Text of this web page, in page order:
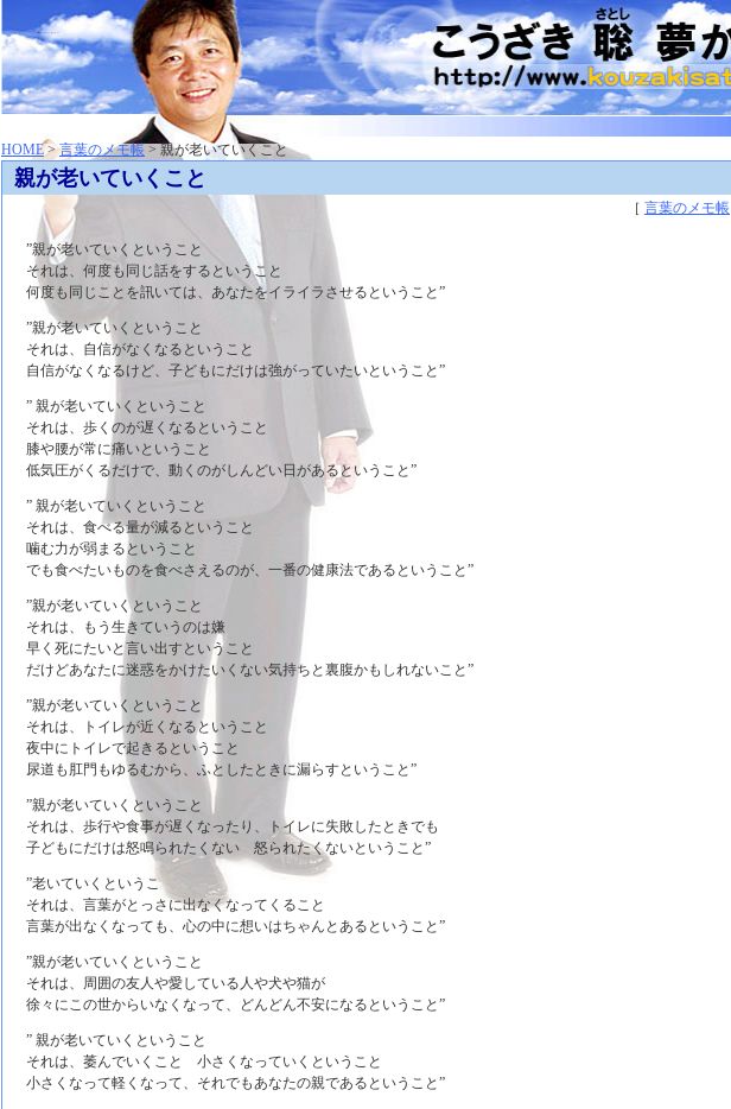
HOME>言葉のメモ帳 > 親が老いていくこと
親が老いていくこと
［ 言葉のメモ帳
”親が老いていくということ
それは、何度も同じ話をするということ
何度も同じことを訊いては、あなたをイライラさせるということ”
”親が老いていくということ
それは、自信がなくなるということ
自信がなくなるけど、子どもにだけは強がっていたいということ”
” 親が老いていくということ
それは、歩くのが遅くなるということ
膝や腰が常に痛いということ
低気圧がくるだけで、動くのがしんどい日があるということ”
” 親が老いていくということ
それは、食べる量が減るということ
噛む力が弱まるということ
でも食べたいものを食べさえるのが、一番の健康法であるということ”
”親が老いていくということ
それは、もう生きていうのは嫌
早く死にたいと言い出すということ
だけどあなたに迷惑をかけたいくない気持ちと裏腹かもしれないこと”
”親が老いていくということ
それは、トイレが近くなるということ
夜中にトイレで起きるということ
尿道も肛門もゆるむから、ふとしたときに漏らすということ”
”親が老いていくということ
それは、歩行や食事が遅くなったり、トイレに失敗したときでも
子どもにだけは怒鳴られたくない 怒られたくないということ”
”老いていくというこ
それは、言葉がとっさに出なくなってくること
言葉が出なくなっても、心の中に想いはちゃんとあるということ”
”親が老いていくということ
それは、周囲の友人や愛している人や犬や猫が
徐々にこの世からいなくなって、どんどん不安になるということ”
” 親が老いていくということ
それは、萎んでいくこと 小さくなっていくということ
小さくなって軽くなって、それでもあなたの親であるということ”